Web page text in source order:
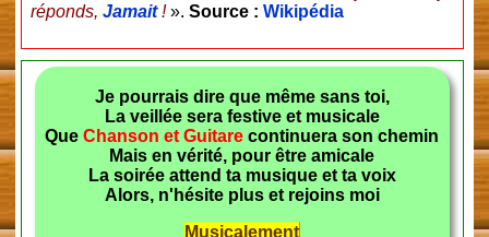
réponds, Jamait!». Source : Wikipédia
Je pourrais dire que même sans toi,
La veillée sera festive et musicale
QueChanson et Guitare continuera son chemin
Mais en vérité, pour être amicale
La soirée attend ta musique et ta voix
Alors, n'hésite plus et rejoins moi
Musicalement